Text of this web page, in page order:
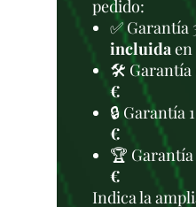
pedido:
✅ Garantía
incluida
🛠️ Garantía
€
🔒 Garantía
€
🏆
€
Indica la